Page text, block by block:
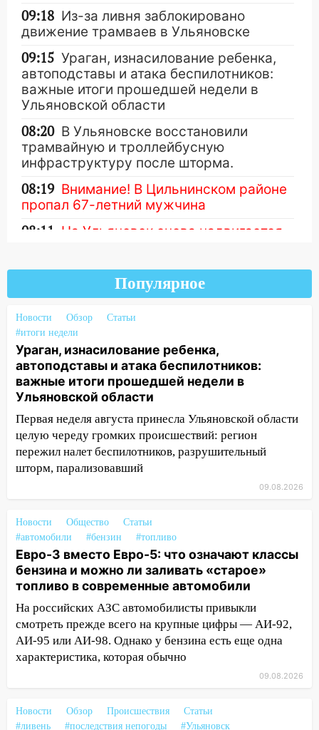
09:18 Из-за ливня заблокировано
движение трамваев в Ульяновске
09:15 Ураган, изнасилование ребенка,
автоподставы и атака беспилотников:
важные итоги прошедшей недели в
Ульяновской области
08:20 В Ульяновске восстановили
трамвайную и троллейбусную
инфраструктуру после шторма.
08:19 Внимание! В Цильнинском районе
пропал 67-летний мужчина
08:11
На Ульяновск снова надвигается
07:30 Евро-3 вместо Евро-5: что
означают классы бензина и можно ли
современные автомобили
06:30
Какая погода будет в Ульяновской
области днем 9 августа
05:05 День, когда всё может
измениться: гороскоп на 9 августа —
три знака получат шанс, который нельзя
упустить
08.08.2026
20:10
Во время урагана в Ульяновске на
19:55
В Ульяновске упавшее дерево
заблокировало в машине двух женщин
17:15 В Ульяновской области
ремонтируют девять мостов: один уже
готов, ещё два — почти завершены
17:00 «Ульяновскалипсис»: последствия
урагана 8 августа
16:38 Прогноз погоды в Ульяновской
16:34
Из-за мощной непогоды в
Ульяновске отменили фестиваль «Наше
Популярное
Новости Обзор
Статьи
#итоги недели
Ураган, изнасилование ребенка,
автоподставы и атака беспилотников:
важные итоги прошедшей недели в
Ульяновской области
Первая неделя августа принесла Ульяновской области
целую череду громких происшествий: регион
пережил налет беспилотников, разрушительный
шторм, парализовавший
09.08.2026
Новости Общество
Статьи
#автомобили
#бензин #топливо
Евро-3 вместо Евро-5: что означают классы
бензина и можно ли заливать «старое»
топливо в современные автомобили
На российских АЗС автомобилисты привыкли
смотреть прежде всего на крупные цифры — АИ-92,
АИ-95 или АИ-98. Однако у бензина есть еще одна
характеристика, которая обычно
09.08.2026
Новости Обзор Происшествия
Статьи
#ливень
#последствия непогоды #Ульяновск